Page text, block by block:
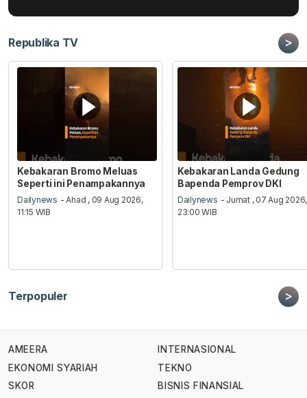
Republika TV >
Kebakaran Bromo Meluas
Seperti ini Penampakannya
Dailynews - Ahad , 09 Aug 2026,
11:15 WIB
Kebakaran Landa Gedung
Bapenda Pemprov DKI
Dailynews - Jumat , 07 Aug 2026,
23:00 WIB
Terpopuler >
AMEERA
EKONOMI SYARIAH
SKOR
INTERNASIONAL
TEKNO
BISNIS FINANSIAL